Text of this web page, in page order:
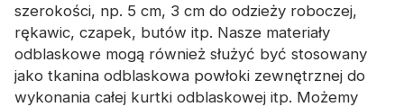
szerokości, np. 5 cm, 3 cm do odzieży roboczej,
rękawic, czapek, butów itp. Nasze materiały
odblaskowe mogą również służyć być stosowany
jako tkanina odblaskowa powłoki zewnętrznej do
wykonania całej kurtki odblaskowej itp. Możemy